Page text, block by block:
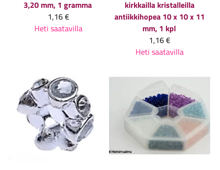
3,20 mm, 1 gramma
1,16 €
Heti saatavilla
kirkkailla kristalleilla
antiikkihopea 10 x 10 x 11
mm, 1 kpl
1,16 €
Heti saatavilla